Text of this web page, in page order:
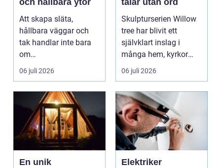
Att skapa släta,
hållbara väggar och
tak handlar inte bara
om
hantverksskicklighet.
Valet av materia...
06 juli 2026
Skulpturserien Willow
tree har blivit ett
självklart inslag i
många hem, kyrkor
och kapel...
06 juli 2026
En unik
Elektriker